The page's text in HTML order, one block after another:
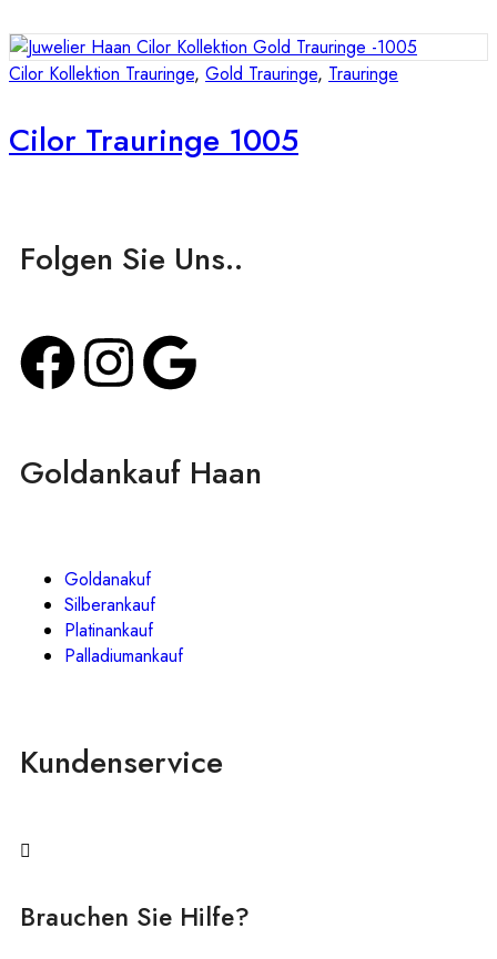
Cilor Kollektion Trauringe, Gold Trauringe, Trauringe
Cilor Trauringe 1005
Folgen Sie Uns..
Goldankauf Haan
Goldanakuf
Silberankauf
Platinankauf
Palladiumankauf
Kundenservice
Brauchen Sie Hilfe?